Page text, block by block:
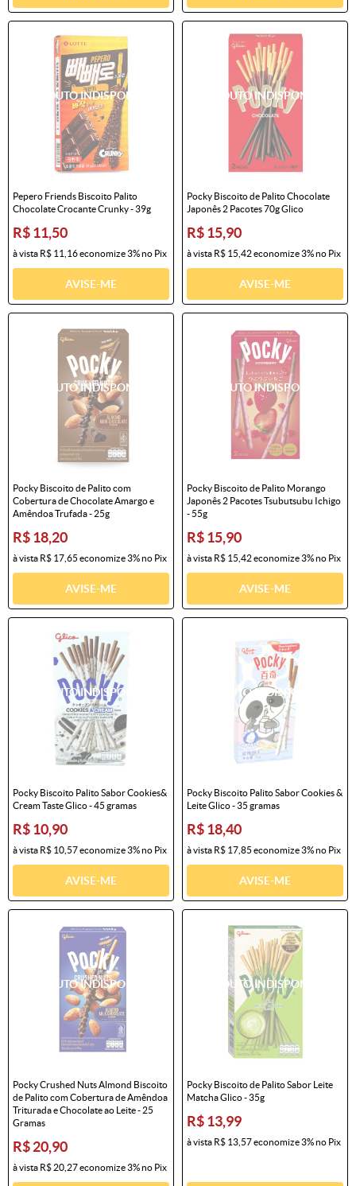
Pepero Friends Biscoito Palito
Chocolate Crocante Crunky - 39g
R$ 11,50
à vista R$ 11,16economize3%no Pix
AVISE-ME
Pocky Biscoito de Palito Chocolate
Japonês 2 Pacotes 70g Glico
R$ 15,90
à vista R$ 15,42economize3%no Pix
AVISE-ME
Pocky Biscoito de Palito com
Cobertura de Chocolate Amargo e
Amêndoa Trufada - 25g
R$ 18,20
à vista R$ 17,65 economize3%no Pix
AVISE-ME
Pocky Biscoito de Palito Morango
Japonês 2 Pacotes Tsubutsubu Ichigo
- 55g
R$ 15,90
à vista R$ 15,42economize3%no Pix
AVISE-ME
Pocky Biscoito Palito Sabor Cookies&
Cream Taste Glico - 45 gramas
R$ 10,90
à vista R$ 10,57economize3%no Pix
AVISE-ME
Pocky Biscoito Palito Sabor Cookies &
Leite Glico - 35 gramas
R$ 18,40
à vista R$ 17,85 economize3%no Pix
AVISE-ME
Pocky Crushed Nuts Almond Biscoito
de Palito com Cobertura de Amêndoa
Triturada e Chocolate ao Leite - 25
Gramas
R$ 20,90
à vista R$ 20,27economize3%no Pix
Pocky Biscoito de Palito Sabor Leite
Matcha Glico - 35g
R$ 13,99
à vista R$ 13,57economize3%no Pix